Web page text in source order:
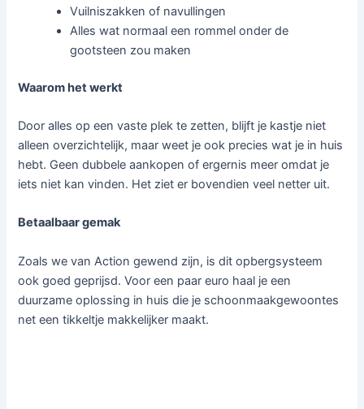
Vuilniszakken of navullingen
Alles wat normaal een rommel onder de
gootsteen zou maken
Waarom het werkt
Door alles op een vaste plek te zetten, blijft je kastje niet
alleen overzichtelijk, maar weet je ook precies wat je in huis
hebt. Geen dubbele aankopen of ergernis meer omdat je
iets niet kan vinden. Het ziet er bovendien veel netter uit.
Betaalbaar gemak
Zoals we van Action gewend zijn, is dit opbergsysteem
ook goed geprijsd. Voor een paar euro haal je een
duurzame oplossing in huis die je schoonmaakgewoontes
net een tikkeltje makkelijker maakt.